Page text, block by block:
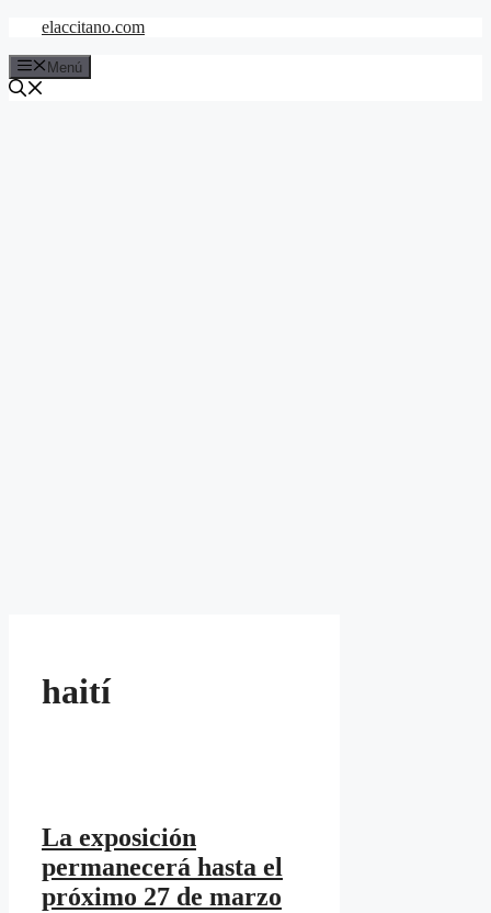
Saltar
contenido
elaccitano.com
Menú
haití
La exposición
permanecerá hasta el
próximo 27 de marzo